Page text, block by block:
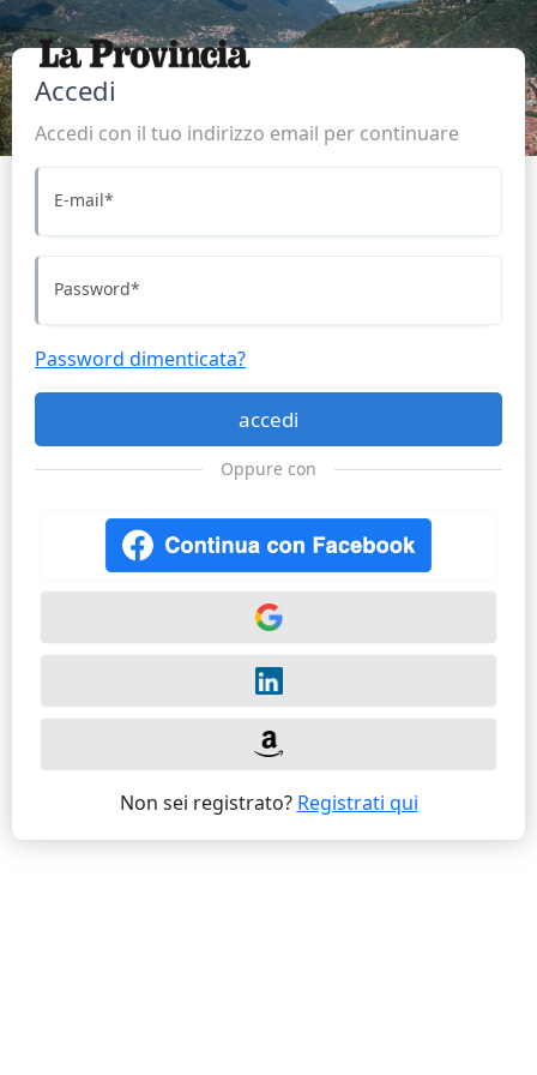
Accedi
Accedi con il tuo indirizzo email per continuare
E-mail*
Password*
Password dimenticata?
accedi
Oppure con
Non sei registrato? Registrati qui